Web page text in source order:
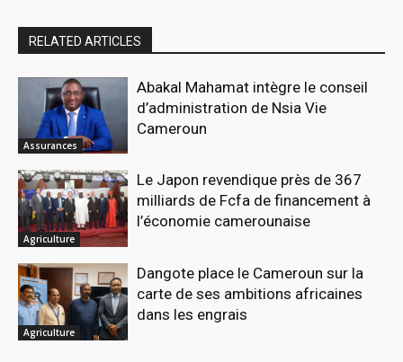
RELATED ARTICLES
Assurances
Abakal Mahamat intègre le conseil
d’administration de Nsia Vie
Cameroun
Agriculture
Le Japon revendique près de 367
milliards de Fcfa de financement à
l’économie camerounaise
Agriculture
Dangote place le Cameroun sur la
carte de ses ambitions africaines
dans les engrais